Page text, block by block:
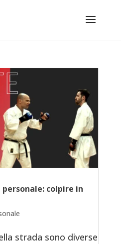
colpire in
strada sono diverse